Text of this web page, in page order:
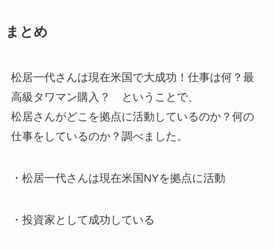
まとめ
松居一代さんは現在米国で大成功！仕事は何？最
高級タワマン購入？ ということで、
松居さんがどこを拠点に活動しているのか？何の
仕事をしているのか？調べました。
・松居一代さんは現在米国NYを拠点に活動
・投資家として成功している